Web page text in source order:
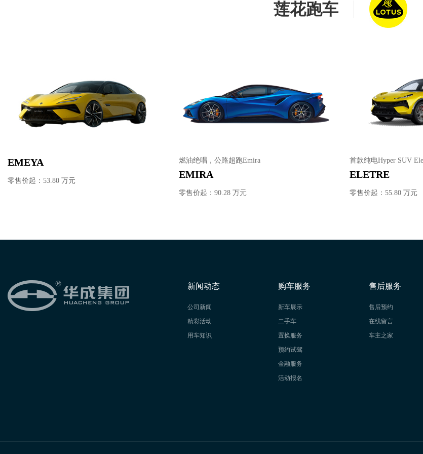
莲花跑车
EMEYA
零售价起：53.80 万元
燃油绝唱，公路超跑Emira
EMIRA
零售价起：90.28 万元
首款纯电Hyper SUV
ELETRE
零售价起：55.80 万元
新闻动态
公司新闻
精彩活动
用车知识
购车服务
新车展示
二手车
置换服务
预约试驾
金融服务
活动报名
售后服务
售后预约
在线留言
车主之家